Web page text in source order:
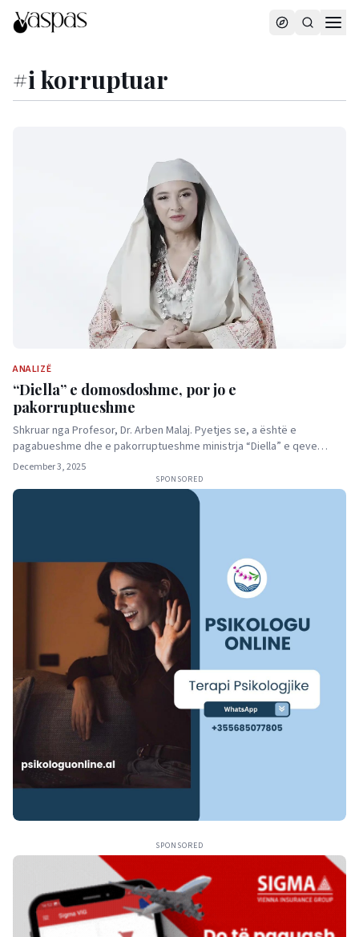
#i korruptuar
ANALIZË
“Diella” e domosdoshme, por jo e
pakorruptueshme
Shkruar nga Profesor, Dr. Arben Malaj. Pyetjes se, a është e
pagabueshme dhe e pakorruptueshme ministrja “Diella” e qeve…
December 3, 2025
SPONSORED
SPONSORED